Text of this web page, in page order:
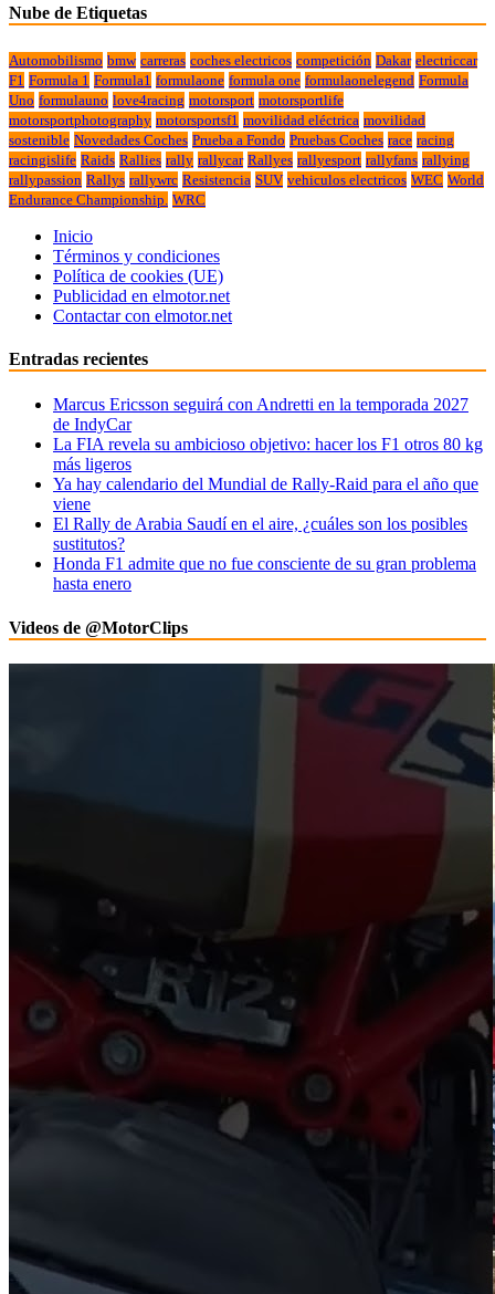
Nube de Etiquetas
Automobilismo bmw carreras coches electricos competición Dakar electriccar
F1 Formula 1 Formula1 formulaone formula one formulaonelegend Formula
Uno formulauno love4racing motorsport motorsportlife
motorsportphotography motorsportsf1 movilidad eléctrica movilidad
sostenible Novedades Coches Prueba a Fondo Pruebas Coches race racing
racingislife Raids Rallies rally rallycar Rallyes rallyesport rallyfans rallying
rallypassion Rallys rallywrc Resistencia SUV vehiculos electricos WEC World
Endurance Championship. WRC
Inicio
Términos y condiciones
Política de cookies (UE)
Publicidad en elmotor.net
Contactar con elmotor.net
Entradas recientes
Marcus Ericsson seguirá con Andretti en la temporada 2027
de IndyCar
La FIA revela su ambicioso objetivo: hacer los F1 otros 80 kg
más ligeros
Ya hay calendario del Mundial de Rally-Raid para el año que
viene
El Rally de Arabia Saudí en el aire, ¿cuáles son los posibles
sustitutos?
Honda F1 admite que no fue consciente de su gran problema
hasta enero
Videos de @MotorClips